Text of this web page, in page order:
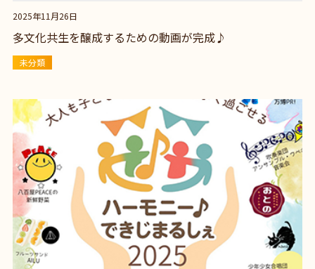
2025年11月26日
多文化共生を醸成するための動画が完成♪
未分類